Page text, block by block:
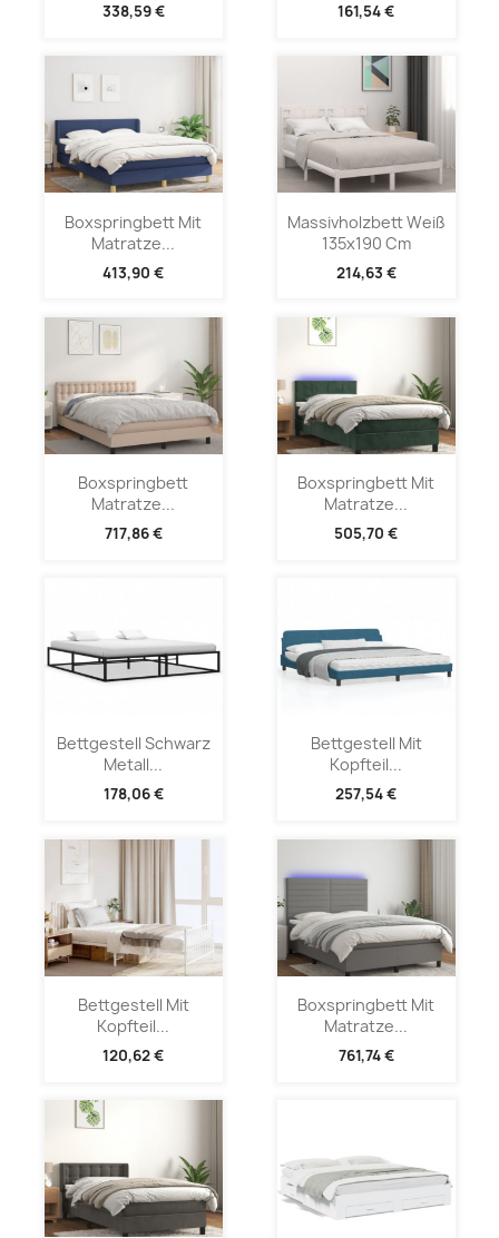
338,59 € 161,54 €
Boxspringbett Mit
Matratze...
413,90 €
Massivholzbett Weiß
135x190 Cm
214,63 €
Boxspringbett
Matratze...
717,86 €
Boxspringbett Mit
Matratze...
505,70 €
Bettgestell Schwarz
Metall...
178,06 €
Bettgestell Mit
Kopfteil...
257,54 €
Bettgestell Mit
Kopfteil...
120,62 €
Boxspringbett Mit
Matratze...
761,74 €